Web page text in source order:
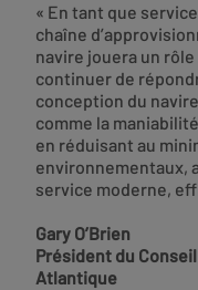
« En tant que
chaîne
navire jouera un
continuer de
conception du
comme la
en réduisant au
environnementaux,
service moderne,
Gary O’Brien
Président du
Atlantique